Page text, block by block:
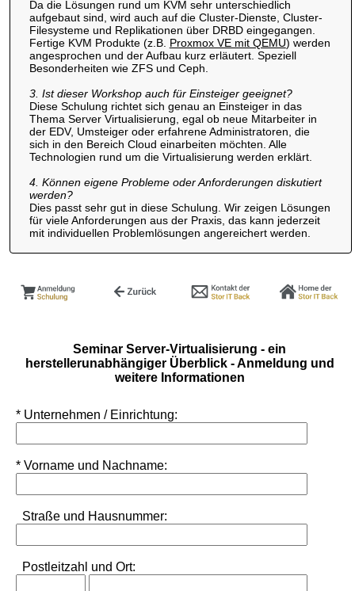
Da die Lösungen rund um KVM sehr unterschiedlich
aufgebaut sind, wird auch auf die Cluster-Dienste, Cluster-
Filesysteme und Replikationen über DRBD eingegangen.
Fertige KVM Produkte (z.B. Proxmox VE mit QEMU) werden
angesprochen und der Aufbau kurz erläutert. Speziell
Besonderheiten wie ZFS und Ceph.
3. Ist dieser Workshop auch für Einsteiger geeignet?
Diese Schulung richtet sich genau an Einsteiger in das
Thema Server Virtualisierung, egal ob neue Mitarbeiter in
der EDV, Umsteiger oder erfahrene Administratoren, die
sich in den Bereich Cloud einarbeiten möchten. Alle
Technologien rund um die Virtualisierung werden erklärt.
4. Können eigene Probleme oder Anforderungen diskutiert
werden?
Dies passt sehr gut in diese Schulung. Wir zeigen Lösungen
für viele Anforderungen aus der Praxis, das kann jederzeit
mit individuellen Problemlösungen angereichert werden.
Seminar Server-Virtualisierung - ein
herstellerunabhängiger Überblick - Anmeldung und
weitere Informationen
* Unternehmen / Einrichtung:
* Vorname und Nachname:
Straße und Hausnummer:
Postleitzahl undOrt: